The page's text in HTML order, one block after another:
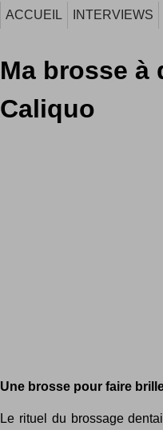
ACCUEIL INTERVIEWS
Ma brosse à
Caliquo
Une brosse pour faire
Le rituel du brossage